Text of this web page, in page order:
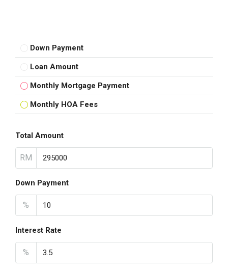
Down Payment
Loan Amount
Monthly Mortgage Payment
Monthly HOA Fees
Total Amount
RM
Down Payment
%
Interest Rate
%